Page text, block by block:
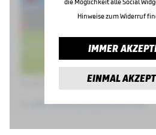
Hinweise zum Widerruf
IMMER
EINMAL